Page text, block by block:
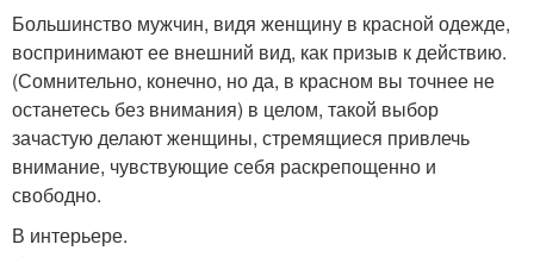
Большинство мужчин, видя женщину в красной одежде,
воспринимают ее внешний вид, как призыв к действию.
(Сомнительно, конечно, но да, в красном вы точнее не
останетесь без внимания) в целом, такой выбор
зачастую делают женщины, стремящиеся привлечь
внимание, чувствующие себя раскрепощенно и
свободно.
В интерьере.